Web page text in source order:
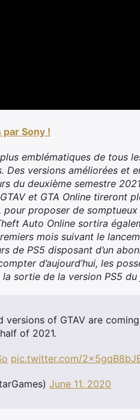
Sony !
emblématiques de tous
Des versions améliorées et
du deuxième semestre
et GTA Online tireront
proposer de
Auto Online sortira
mois suivant le
de PS5 disposant d’un
d’aujourd’hui, les
sortie de la version PS5 du
versions of GTAV are
of 2021.
pic.twitter.com/
June 11, 2020